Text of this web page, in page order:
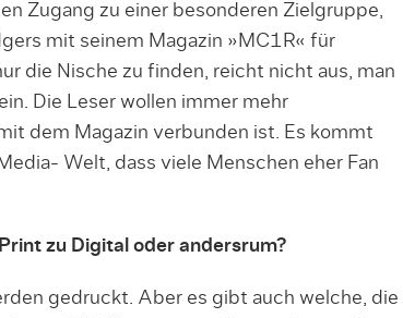
Zugang zu einer besonderen Zielgruppe,
mit seinem Magazin »MC1R« für
die Nische zu finden, reicht nicht aus, man
Die Leser wollen immer mehr
dem Magazin verbunden ist. Es kommt
Welt, dass viele Menschen eher Fan
zu Digital oder andersrum?
gedruckt. Aber es gibt auch welche, die